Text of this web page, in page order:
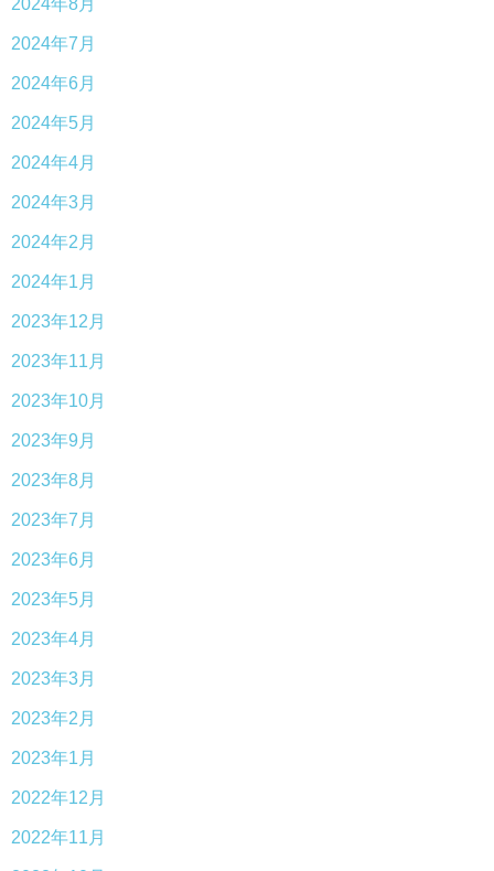
2024年8月
2024年7月
2024年6月
2024年5月
2024年4月
2024年3月
2024年2月
2024年1月
2023年12月
2023年11月
2023年10月
2023年9月
2023年8月
2023年7月
2023年6月
2023年5月
2023年4月
2023年3月
2023年2月
2023年1月
2022年12月
2022年11月